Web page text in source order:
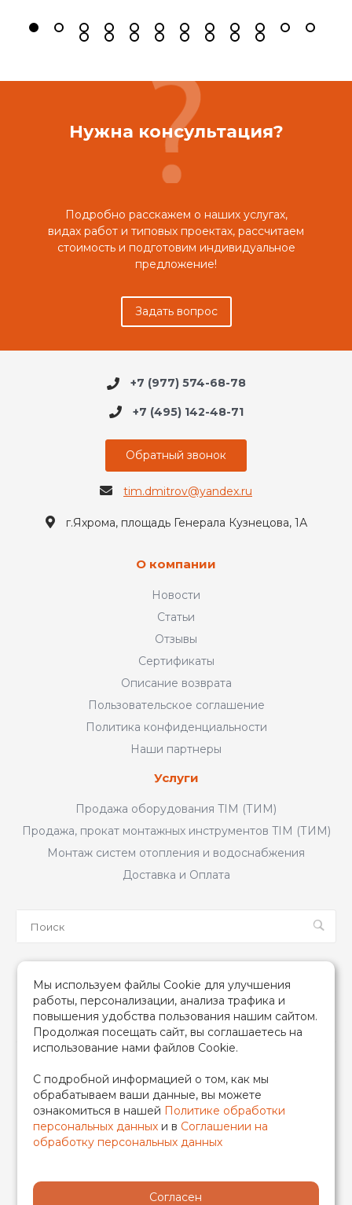
Нужна консультация?
Подробно расскажем о наших услугах,
видах работ и типовых проектах, рассчитаем
стоимость и подготовим индивидуальное
предложение!
Задать вопрос
+7 (977) 574-68-78
+7 (495) 142-48-71
Обратный звонок
tim.dmitrov@yandex.ru
г.Яхрома, площадь Генерала Кузнецова, 1А
О компании
Новости
Статьи
Отзывы
Сертификаты
Описание возврата
Пользовательское соглашение
Политика конфиденциальности
Наши партнеры
Услуги
Продажа оборудования TIM (ТИМ)
Продажа, прокат монтажных инструментов TIM (ТИМ)
Монтаж систем отопления и водоснабжения
Доставка и Оплата
2026 © TIM (ТИМ) Инженерная сантехника, Все права
защищены
ИП Гончаренко Надежда Николаевна
500708528433/319500700011740
Мы используем файлы Cookie для улучшения
работы, персонализации, анализа трафика и
повышения удобства пользования нашим сайтом.
Продолжая посещать сайт, вы соглашаетесь на
использование нами файлов Cookie.
С подробной информацией о том, как мы
обрабатываем ваши данные, вы можете
ознакомиться в нашей Политике обработки
персональных данных и в Соглашении на
обработку персональных данных
Согласен